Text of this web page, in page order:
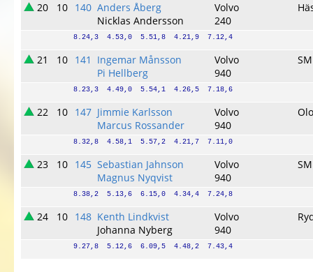
20 10 140 Anders Åberg
Nicklas Andersson
Volvo
240
8.24,3  4.53,0  5.51,8  4.21,9  7.12,4
21 10 141
Ingemar Månsson
Pi Hellberg
Volvo
940
8.23,3  4.49,0  5.54,1  4.26,5  7.18,6
22 10 147 Jimmie Karlsson
Marcus Rossander
Volvo
940
8.32,8  4.58,1  5.57,2  4.21,7  7.11,0
23 10 145 Sebastian Jahnson
Magnus Nyqvist
Volvo
940
8.38,2  5.13,6  6.15,0  4.34,4  7.24,8
24 10 148 Kenth Lindkvist
Johanna Nyberg
Volvo
940
9.27,8  5.12,6  6.09,5  4.48,2  7.43,4